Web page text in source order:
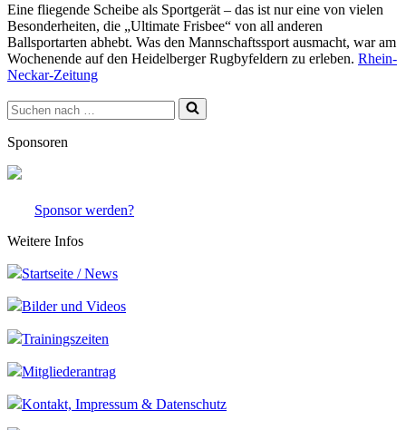
Eine fliegende Scheibe als Sportgerät – das ist nur eine von vielen
Besonderheiten, die „Ultimate Frisbee“ von all anderen
Ballsportarten abhebt. Was den Mannschaftssport ausmacht, war am
Wochenende auf den Heidelberger Rugbyfeldern zu erleben. Rhein-
Neckar-Zeitung
Suchen
nach …
Sponsoren
Sponsor werden?
Weitere Infos
Startseite / News
Bilder und Videos
Trainingszeiten
Mitgliederantrag
Kontakt, Impressum & Datenschutz